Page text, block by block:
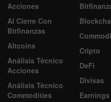
Acciones
Al Cierre Con
Bitfinanzas
Altcoins
Análisis Técnico
Acciones
Análisis Técnico
Commodities
Cripto
DeFi
Divisas
Earnings